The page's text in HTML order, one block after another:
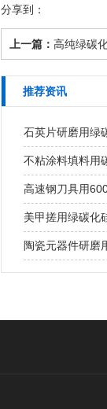
分享到：
上一篇： 高纯绿碳
推荐资讯
石英片研磨用绿
不粘涂料填料用
高速钢刀具用
美甲搓用绿碳化
陶瓷元器件研磨